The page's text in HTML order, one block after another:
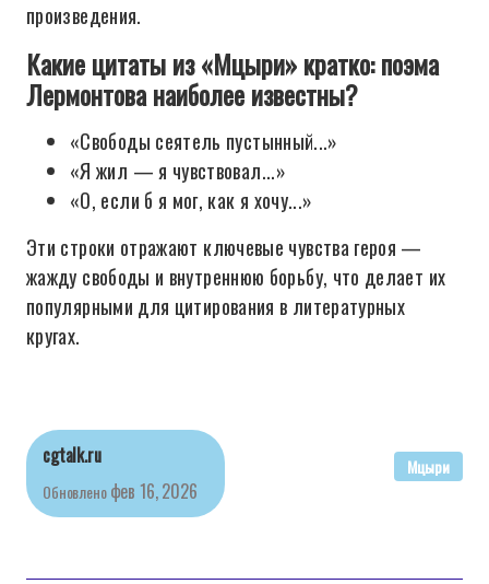
произведения.
Какие цитаты из «Мцыри» кратко: поэма
Лермонтова наиболее известны?
«Свободы сеятель пустынный...»
«Я жил — я чувствовал...»
«О, если б я мог, как я хочу...»
Эти строки отражают ключевые чувства героя —
жажду свободы и внутреннюю борьбу, что делает их
популярными для цитирования в литературных
кругах.
cgtalk.ru
Обновлено фев 16, 2026
Мцыри